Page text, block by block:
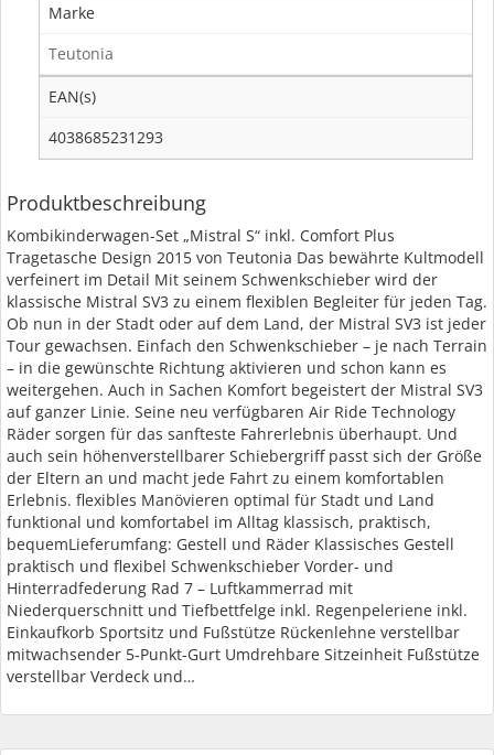
Marke
Teutonia
EAN(s)
4038685231293
Produktbeschreibung
Kombikinderwagen-Set „Mistral S“ inkl. Comfort Plus
Tragetasche Design 2015 von Teutonia Das bewährte Kultmodell
verfeinert im Detail Mit seinem Schwenkschieber wird der
klassische Mistral SV3 zu einem flexiblen Begleiter für jeden Tag.
Ob nun in der Stadt oder auf dem Land, der Mistral SV3 ist jeder
Tour gewachsen. Einfach den Schwenkschieber – je nach Terrain
– in die gewünschte Richtung aktivieren und schon kann es
weitergehen. Auch in Sachen Komfort begeistert der Mistral SV3
auf ganzer Linie. Seine neu verfügbaren Air Ride Technology
Räder sorgen für das sanfteste Fahrerlebnis überhaupt. Und
auch sein höhenverstellbarer Schiebergriff passt sich der Größe
der Eltern an und macht jede Fahrt zu einem komfortablen
Erlebnis. flexibles Manövieren optimal für Stadt und Land
funktional und komfortabel im Alltag klassisch, praktisch,
bequemLieferumfang: Gestell und Räder Klassisches Gestell
praktisch und flexibel Schwenkschieber Vorder- und
Hinterradfederung Rad 7 – Luftkammerrad mit
Niederquerschnitt und Tiefbettfelge inkl. Regenpeleriene inkl.
Einkaufkorb Sportsitz und Fußstütze Rückenlehne verstellbar
mitwachsender 5-Punkt-Gurt Umdrehbare Sitzeinheit Fußstütze
verstellbar Verdeck und…